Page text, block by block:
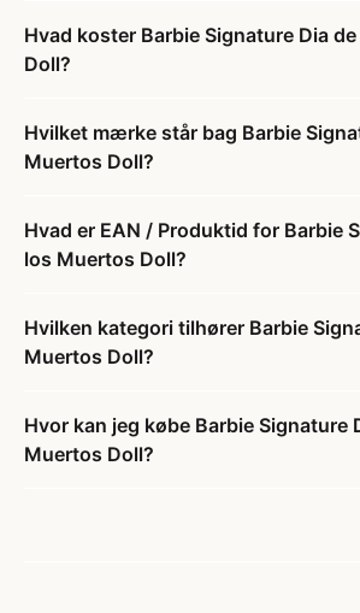
Hvad koster Barbie Signature Dia
Doll?
Hvilket mærke står bag Barbie
Muertos Doll?
Hvad er EAN / Produktid for Barbie
los Muertos Doll?
Hvilken kategori tilhører Barbie
Muertos Doll?
Hvor kan jeg købe Barbie Signature
Muertos Doll?